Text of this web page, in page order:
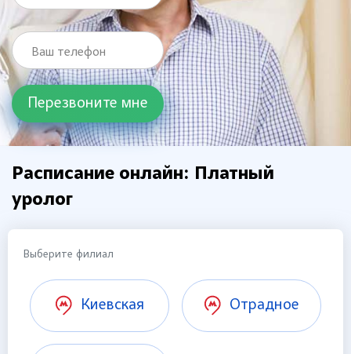
Ваш телефон
Расписание онлайн: Платный
уролог
Выберите филиал
Киевская Отрадное